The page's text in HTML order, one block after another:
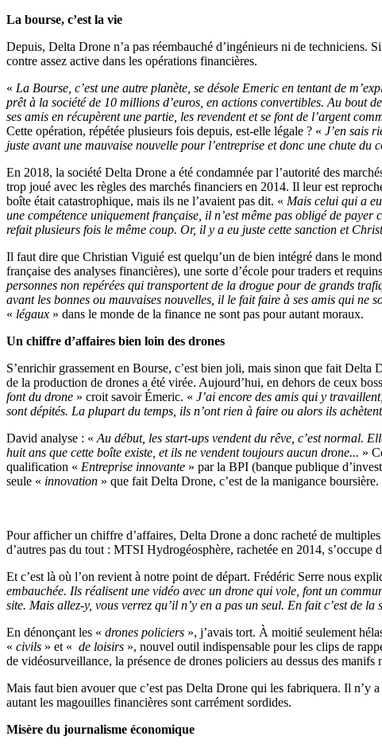
La bourse, c’est la vie
Depuis, Delta Drone n’a pas réembauché d’ingénieurs ni de techniciens.
contre assez active dans les opérations financières.
« La Bourse, c’est une autre planète, se désole Emeric en tentant de
prêt à la société de 10 millions d’euros, en actions convertibles. Au bout
ses amis en récupèrent une partie, les revendent et se font de l’argent
Cette opération, répétée plusieurs fois depuis, est-elle légale ? « J’en sais
juste avant une mauvaise nouvelle pour l’entreprise et donc une chute
En 2018, la société Delta Drone a été condamnée par l’autorité des
trop joué avec les règles des marchés financiers en 2014. Il leur est
boîte était catastrophique, mais ils ne l’avaient pas dit. « Mais celui qui a
une compétence uniquement française, il n’est même pas obligé de payer
refait plusieurs fois le même coup. Or, il y a eu juste cette sanction et
Il faut dire que Christian Viguié est quelqu’un de bien intégré dans le
française des analyses financières), une sorte d’école pour traders et
personnes non repérées qui transportent de la drogue pour de grands
avant les bonnes ou mauvaises nouvelles, il le fait faire à ses amis qui
« légaux » dans le monde de la finance ne sont pas pour autant moraux.
Un chiffre d’affaires bien loin des drones
S’enrichir grassement en Bourse, c’est bien joli, mais sinon que fait
de la production de drones a été virée. Aujourd’hui, en dehors de ceux
font du drone » croit savoir Émeric. « J’ai encore des amis qui y travaillent,
sont dépités. La plupart du temps, ils n’ont rien à faire ou alors ils
David analyse : « Au début, les start-ups vendent du rêve, c’est normal.
huit ans que cette boîte existe, et ils ne vendent toujours aucun drone... »
qualification « Entreprise innovante » par la BPI (banque publique
seule « innovation » que fait Delta Drone, c’est de la manigance boursière.
Pour afficher un chiffre d’affaires, Delta Drone a donc racheté de
d’autres pas du tout : MTSI Hydrogéosphère, rachetée en 2014,
Et c’est là où l’on revient à notre point de départ. Frédéric Serre nous
embauchée. Ils réalisent une vidéo avec un drone qui vole, font un
site. Mais allez-y, vous verrez qu’il n’y en a pas un seul. En fait c’est de
En dénonçant les « drones policiers », j’avais tort. À moitié seulement
« civils » et « de loisirs », nouvel outil indispensable pour les clips de
de vidéosurveillance, la présence de drones policiers au dessus des
Mais faut bien avouer que c’est pas Delta Drone qui les fabriquera. Il n’y
autant les magouilles financières sont carrément sordides.
Misère du journalisme économique